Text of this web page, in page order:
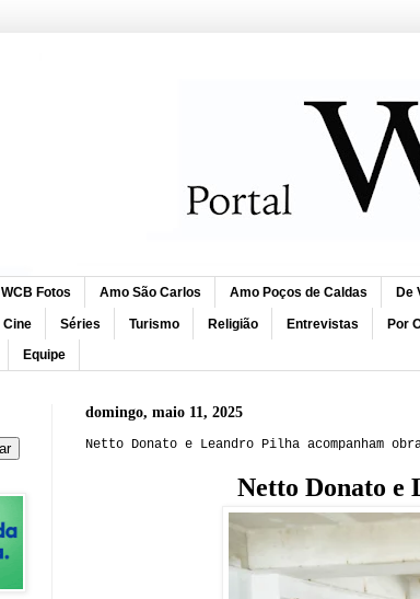
WCB Fotos Amo São Carlos Amo Poços de Caldas De
Cine Séries Turismo Religião Entrevistas Por
Equipe
domingo, maio 11, 2025
Netto Donato e Leandro Pilha acompanham
Netto Donato e